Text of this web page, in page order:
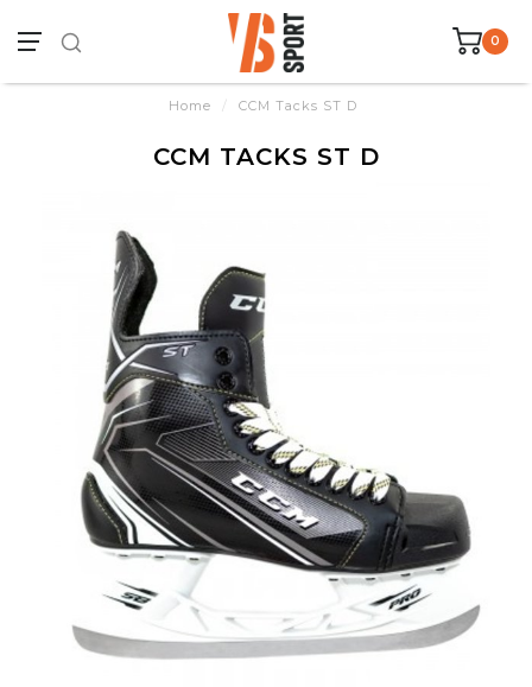
0
Home / CCM Tacks ST D
CCM TACKS ST D